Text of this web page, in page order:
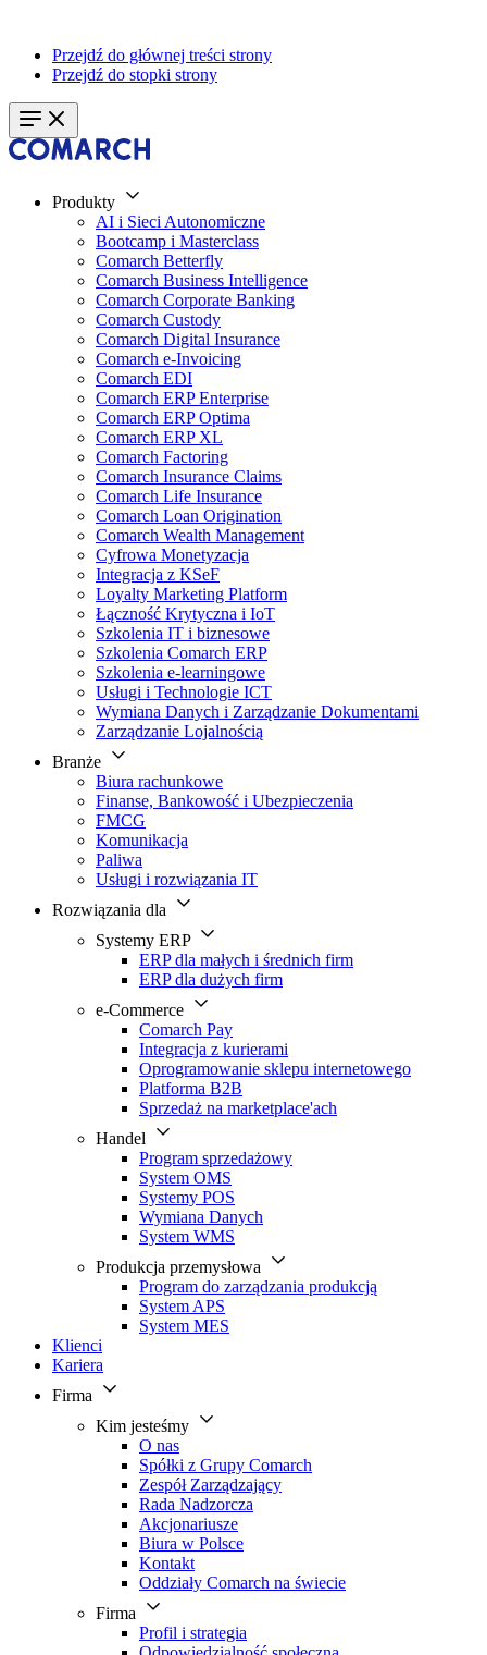
Przejdź do głównej treści strony
Przejdź do stopki strony
Produkty
AI i Sieci Autonomiczne
Bootcamp i Masterclass
Comarch Betterfly
Comarch Business Intelligence
Comarch Corporate Banking
Comarch Custody
Comarch Digital Insurance
Comarch e-Invoicing
Comarch EDI
Comarch ERP Enterprise
Comarch ERP Optima
Comarch ERP XL
Comarch Factoring
Comarch Insurance Claims
Comarch Life Insurance
Comarch Loan Origination
Comarch Wealth Management
Cyfrowa Monetyzacja
Integracja z KSeF
Loyalty Marketing Platform
Łączność Krytyczna i IoT
Szkolenia IT i biznesowe
Szkolenia Comarch ERP
Szkolenia e-learningowe
Usługi i Technologie ICT
Wymiana Danych i Zarządzanie Dokumentami
Zarządzanie Lojalnością
Branże
Biura rachunkowe
Finanse, Bankowość i Ubezpieczenia
FMCG
Komunikacja
Paliwa
Usługi i rozwiązania IT
Rozwiązania dla
Systemy ERP
ERP dla małych i średnich firm
ERP dla dużych firm
e-Commerce
Comarch Pay
Integracja z kurierami
Oprogramowanie sklepu internetowego
Platforma B2B
Sprzedaż na marketplace'ach
Handel
Program sprzedażowy
System OMS
Systemy POS
Wymiana Danych
System WMS
Produkcja przemysłowa
Program do zarządzania produkcją
System APS
System MES
Klienci
Kariera
Firma
Kim jesteśmy
O nas
Spółki z Grupy Comarch
Zespół Zarządzający
Rada Nadzorcza
Akcjonariusze
Biura w Polsce
Kontakt
Oddziały Comarch na świecie
Firma
Profil i strategia